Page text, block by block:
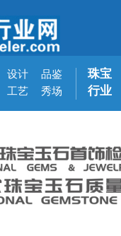
设计
工艺
品鉴
秀场
珠宝
行业